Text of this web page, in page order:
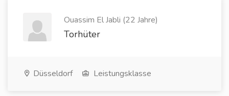
Ouassim El Jabli (22 Jahre)
Torhüter
Düsseldorf Leistungsklasse